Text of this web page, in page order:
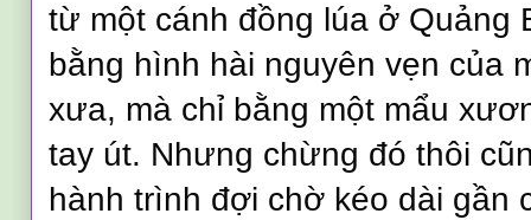
từ một cánh đồng lúa ở Quảng
bằng hình hài nguyên vẹn của
xưa, mà chỉ bằng một mẩu
tay út. Nhưng chừng đó thôi
hành trình đợi chờ kéo dài gần